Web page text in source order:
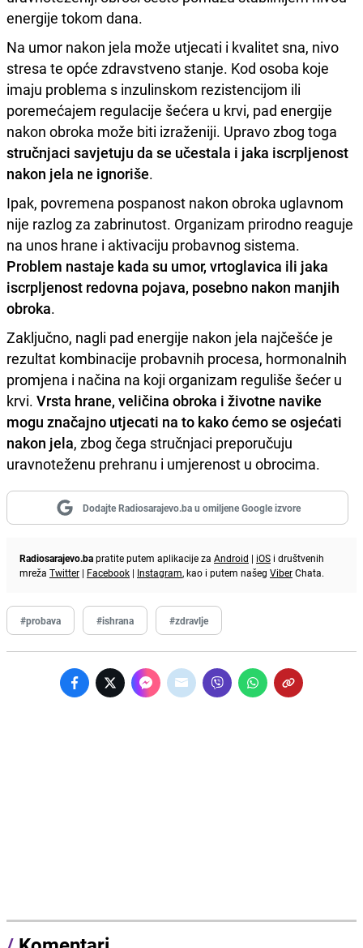
energije tokom dana.
Na umor nakon jela može utjecati i kvalitet sna, nivo
stresa te opće zdravstveno stanje. Kod osoba koje
imaju problema s inzulinskom rezistencijom ili
poremećajem regulacije šećera u krvi, pad energije
nakon obroka može biti izraženiji. Upravo zbog toga
stručnjaci savjetuju da se učestala i jaka iscrpljenost
nakon jela ne ignoriše.
Ipak, povremena pospanost nakon obroka uglavnom
nije razlog za zabrinutost. Organizam prirodno reaguje
na unos hrane i aktivaciju probavnog sistema.
Problem nastaje kada su umor, vrtoglavica ili jaka
iscrpljenost redovna pojava, posebno nakon manjih
obroka.
Zaključno, nagli pad energije nakon jela najčešće je
rezultat kombinacije probavnih procesa, hormonalnih
promjena i načina na koji organizam reguliše šećer u
krvi. Vrsta hrane, veličina obroka i životne navike
mogu značajno utjecati na to kako ćemo se osjećati
nakon jela, zbog čega stručnjaci preporučuju
uravnoteženu prehranu i umjerenost u obrocima.
Dodajte Radiosarajevo.ba u omiljene Google izvore
Radiosarajevo.bapratite putem aplikacije za Android | iOS i društvenih
mreža Twitter | Facebook | Instagram, kao i putem našeg ViberChata.
#probava #ishrana #zdravlje